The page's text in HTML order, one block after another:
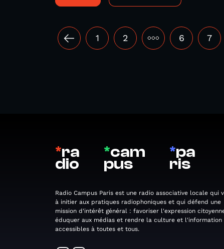
1 2 ••• 6 7
*ra
dio
*cam
pus
*pa
ris
Radio Campus Paris est une radio associative locale qui
à initier aux pratiques radiophoniques et qui défend une
mission d'intérêt général : favoriser l'expression
éduquer aux médias et rendre la culture et l'information
accessibles à toutes et tous.